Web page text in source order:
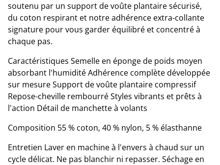
soutenu par un support de voûte plantaire sécurisé,
du coton respirant et notre adhérence extra-collante
signature pour vous garder équilibré et concentré à
chaque pas.
Caractéristiques Semelle en éponge de poids moyen
absorbant l'humidité Adhérence complète développée
sur mesure Support de voûte plantaire compressif
Repose-cheville rembourré Styles vibrants et prêts à
l'action Détail de manchette à volants
Composition 55 % coton, 40 % nylon, 5 % élasthanne
Entretien Laver en machine à l'envers à chaud sur un
cycle délicat. Ne pas blanchir ni repasser. Séchage en